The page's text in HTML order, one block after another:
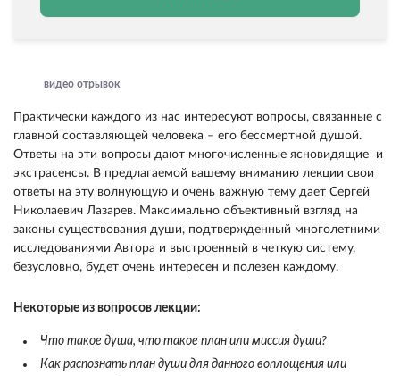
видео отрывок
Практически каждого из нас интересуют вопросы, связанные с
главной составляющей человека – его бессмертной душой.
Ответы на эти вопросы дают многочисленные ясновидящие и
экстрасенсы. В предлагаемой вашему вниманию лекции свои
ответы на эту волнующую и очень важную тему дает Сергей
Николаевич Лазарев. Максимально объективный взгляд на
законы существования души, подтвержденный многолетними
исследованиями Автора и выстроенный в четкую систему,
безусловно, будет очень интересен и полезен каждому.
Некоторые из вопросов лекции:
Что такое душа, что такое план или миссия души?
Как распознать план души для данного воплощения или